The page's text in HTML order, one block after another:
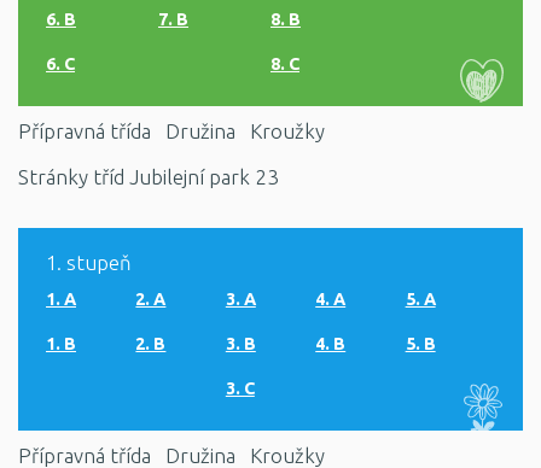
6. B
6. C
7. B 8. B
8. C
Přípravná třída Družina
Kroužky
Stránky tříd Jubilejní park 23
1. stupeň
1. A
1. B
2. A
2. B
3. A
3. B
3. C
4. A
4. B
5. A
5. B
Přípravná třída Družina
Kroužky